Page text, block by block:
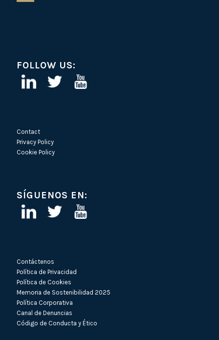
FOLLOW US:
Contact
Privacy Policy
Cookie Policy
SÍGUENOS EN:
Contáctenos
Política de Privacidad
Política de Cookies
Memoria de Sostenibilidad 2025
Política Corporativa
Canal de Denuncias
Código de Conducta y Ético